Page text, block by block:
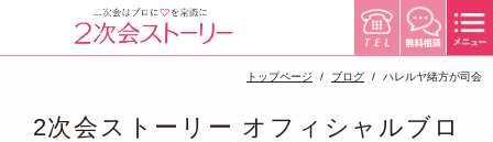
トップページ ブログ ハレルヤ緒方が司会
2次会ストーリー オフィシャルブロ